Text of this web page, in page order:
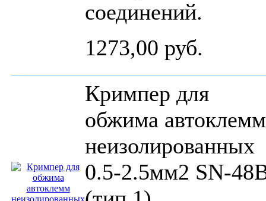
соединений.
1273,00 руб.
Кримпер для
обжима автоклемм
неизолированных
0.5-2.5мм2 SN-